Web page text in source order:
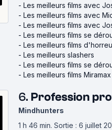
- Les meilleurs films avec
- Les meilleurs films avec
- Les meilleurs films avec
- Les meilleurs films se
- Les meilleurs films
- Les meilleurs slashers
- Les meilleurs films se
- Les meilleurs films Miramax
6. Profession
Mindhunters
1 h 46 min. Sortie : 6 juillet